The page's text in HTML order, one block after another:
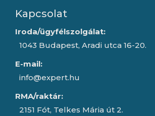
Kapcsolat
Iroda/ügyfélszolgálat:
1043 Budapest, Aradi utca 16-20.
E-mail:
info@expert.hu
RMA/raktár:
2151 Fót, Telkes Mária út 2.